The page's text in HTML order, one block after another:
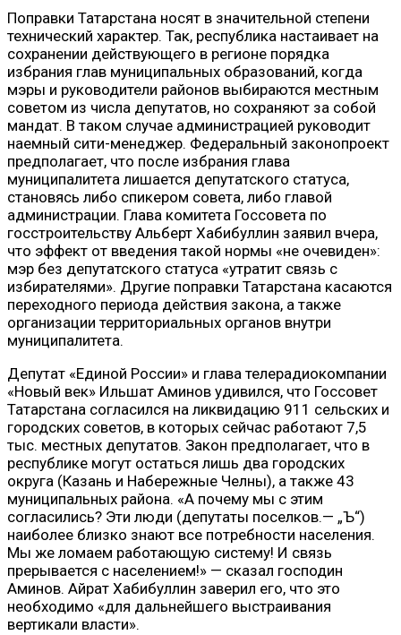
Поправки Татарстана носят в значительной степени
технический характер. Так, республика настаивает на
сохранении действующего в регионе порядка
избрания глав муниципальных образований, когда
мэры и руководители районов выбираются местным
советом из числа депутатов, но сохраняют за собой
мандат. В таком случае администрацией руководит
наемный сити-менеджер. Федеральный законопроект
предполагает, что после избрания глава
муниципалитета лишается депутатского статуса,
становясь либо спикером совета, либо главой
администрации. Глава комитета Госсовета по
госстроительству Альберт Хабибуллин заявил вчера,
что эффект от введения такой нормы «не очевиден»:
мэр без депутатского статуса «утратит связь с
избирателями». Другие поправки Татарстана касаются
переходного периода действия закона, а также
организации территориальных органов внутри
муниципалитета.
Депутат «Единой России» и глава телерадиокомпании
«Новый век» Ильшат Аминов удивился, что Госсовет
Татарстана согласился на ликвидацию 911 сельских и
городских советов, в которых сейчас работают 7,5
тыс. местных депутатов. Закон предполагает, что в
республике могут остаться лишь два городских
округа (Казань и Набережные Челны), а также 43
муниципальных района. «А почему мы с этим
согласились? Эти люди (депутаты поселков.— „Ъ“)
наиболее близко знают все потребности населения.
Мы же ломаем работающую систему! И связь
прерывается с населением!» — сказал господин
Аминов. Айрат Хабибуллин заверил его, что это
необходимо «для дальнейшего выстраивания
вертикали власти».